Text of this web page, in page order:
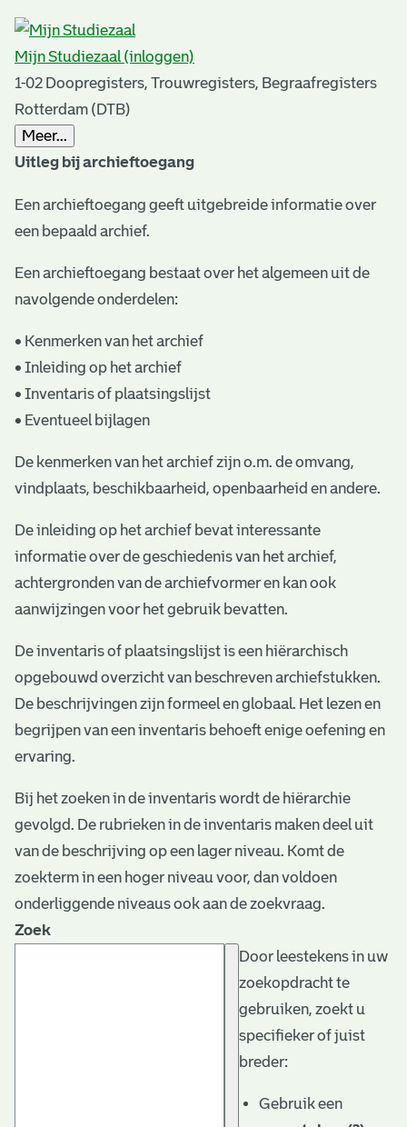
'
s
n
o
t
r
i
ë
l
e
a
h
e
v
e
Mijn Studiezaal (inloggen)
1-02 Doopregisters, Trouwregisters, Begraafregisters
Rotterdam (DTB)
Meer...
Uitleg bij archieftoegang
Een archieftoegang geeft uitgebreide informatie over
een bepaald archief.
Een archieftoegang bestaat over het algemeen uit de
navolgende onderdelen:
• Kenmerken van het archief
• Inleiding op het archief
• Inventaris of plaatsingslijst
• Eventueel bijlagen
De kenmerken van het archief zijn o.m. de omvang,
vindplaats, beschikbaarheid, openbaarheid en andere.
De inleiding op het archief bevat interessante
informatie over de geschiedenis van het archief,
achtergronden van de archiefvormer en kan ook
aanwijzingen voor het gebruik bevatten.
De inventaris of plaatsingslijst is een hiërarchisch
opgebouwd overzicht van beschreven archiefstukken.
De beschrijvingen zijn formeel en globaal. Het lezen en
begrijpen van een inventaris behoeft enige oefening en
ervaring.
Bij het zoeken in de inventaris wordt de hiërarchie
gevolgd. De rubrieken in de inventaris maken deel uit
van de beschrijving op een lager niveau. Komt de
zoekterm in een hoger niveau voor, dan voldoen
onderliggende niveaus ook aan de zoekvraag.
Zoek
Door leestekens in uw
zoekopdracht te
gebruiken, zoekt u
specifieker of juist
breder:
Gebruik een